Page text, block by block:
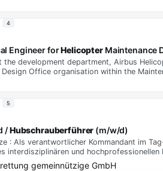
Engineer forHelicopterMaintenance
development department, Airbus
Office organisation within the
4
/Hubschrauberführer (m/w/d)
: Als verantwortlicher Kommandant im
interdisziplinären und hochprofessionellen
gemeinnützige GmbH
5